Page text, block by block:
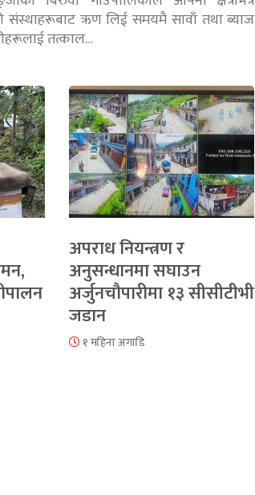
संस्थाहरूबाट ऋण लिई समयमै सावाँ तथा ब्याज
तत्काल…
अपराध नियन्त्रण र
अनुसन्धानमा सघाउन
अर्जुनचौपारीमा १३ सीसीटीभी
जडान
१ महिना अगाडि